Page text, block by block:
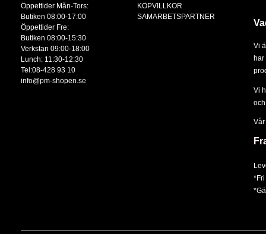
Öppettider Mån-Tors:
Butiken 08:00-17:00
Öppettider Fre:
Butiken 08:00-15:30
Verkstan 09:00-18:00
Lunch: 11:30-12:30
Tel:08-428 93 10
info@pm-shopen.se
KÖPVILLKOR
SAMARBETSPARTNER
Vi
har
Vi
*Fri